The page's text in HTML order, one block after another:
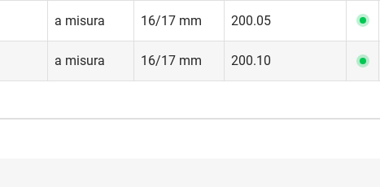
a misura 16/17 mm 200.05
a misura 16/17 mm 200.10